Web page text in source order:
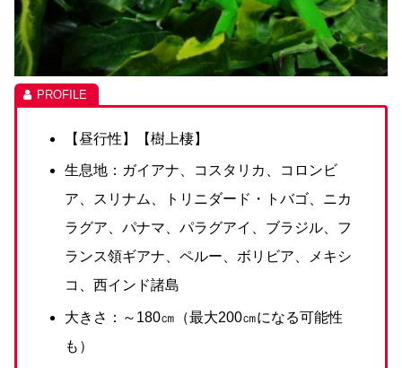
【昼行性】【樹上棲】
生息地：ガイアナ、コスタリカ、コロンビ
ア、スリナム、トリニダード・トバゴ、ニカ
ラグア、パナマ、パラグアイ、ブラジル、フ
ランス領ギアナ、ペルー、ボリビア、メキシ
コ、西インド諸島
大きさ：～180㎝（最大200㎝になる可能性
も）